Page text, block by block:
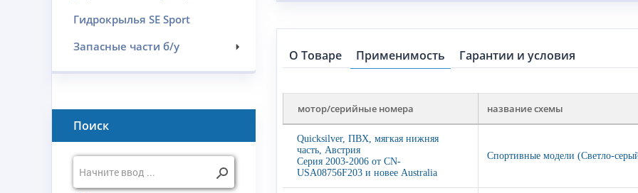
Гидрокрылья SE Sport
Запасные части б/у
Поиск
О Товаре Применимость Гарантии и условия
мотор/серийные номера название схемы
Quicksilver, ПВХ, мягкая нижняя
часть, Австрия
Серия 2003-2006 от CN-
USA08756F203 и новее Australia
Спортивные модели (Светло-